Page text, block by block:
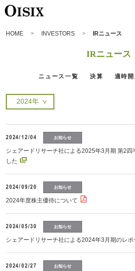
HOME INVESTORS IRニュース
IRニュース
ニュース一覧 決算 適時開
2024/12/04 お知らせ
シェアードリサーチ社による2025年3月期 第2四
した
2024/09/20 お知らせ
2024年度株主優待について
2024/05/30 お知らせ
シェアードリサーチ社による2024年3月期のレ
2024/02/27 お知らせ